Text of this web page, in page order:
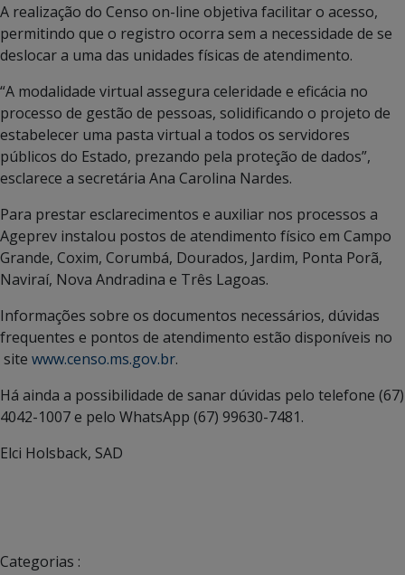
A realização do Censo on-line objetiva facilitar o acesso,
permitindo que o registro ocorra sem a necessidade de se
deslocar a uma das unidades físicas de atendimento.
“A modalidade virtual assegura celeridade e eficácia no
processo de gestão de pessoas, solidificando o projeto de
estabelecer uma pasta virtual a todos os servidores
públicos do Estado, prezando pela proteção de dados”,
esclarece a secretária Ana Carolina Nardes.
Para prestar esclarecimentos e auxiliar nos processos a
Ageprev instalou postos de atendimento físico em Campo
Grande, Coxim, Corumbá, Dourados, Jardim, Ponta Porã,
Naviraí, Nova Andradina e Três Lagoas.
Informações sobre os documentos necessários, dúvidas
frequentes e pontos de atendimento estão disponíveis no
site www.censo.ms.gov.br.
Há ainda a possibilidade de sanar dúvidas pelo telefone (67)
4042-1007 e pelo WhatsApp (67) 99630-7481.
Elci Holsback, SAD
Categorias :